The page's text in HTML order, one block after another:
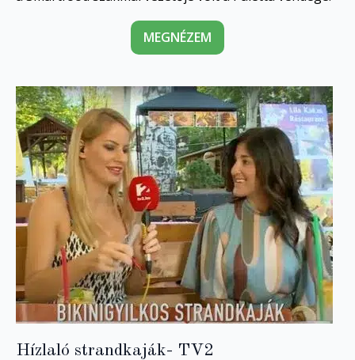
MEGNÉZEM
Hízlaló strandkaják- TV2